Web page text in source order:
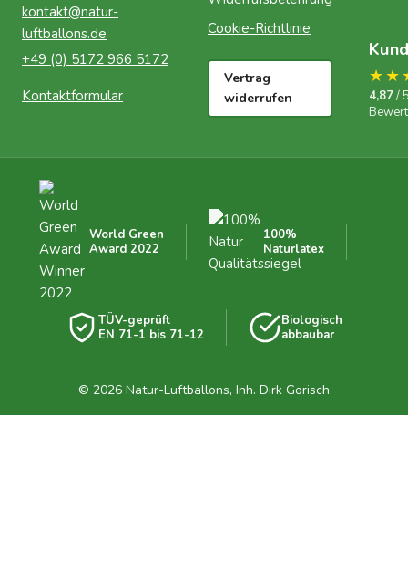
kontakt@natur-
luftballons.de
+49 (0) 5172 966 5172
Kontaktformular
Cookie-Richtlinie
Vertrag
widerrufen
4,87/
World Green
Award 2022
100%
Naturlatex
TÜV-geprüft
EN 71-1 bis 71-12
Biologisch
abbaubar
© 2026 Natur-Luftballons, Inh. Dirk Gorisch